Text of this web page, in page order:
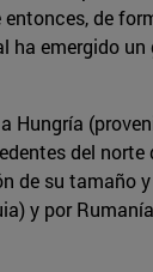
de
emergido un
del
de su tamaño
y por